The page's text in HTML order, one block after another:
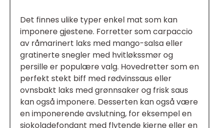
Det finnes ulike typer enkel mat som kan
imponere gjestene. Forretter som carpaccio
av råmarinert laks med mango-salsa eller
gratinerte snegler med hvitløkssmør og
persille er populære valg. Hovedretter som en
perfekt stekt biff med rødvinssaus eller
ovnsbakt laks med grønnsaker og frisk saus
kan også imponere. Desserten kan også være
en imponerende avslutning, for eksempel en
sjokoladefondant med flytende kjerne eller en